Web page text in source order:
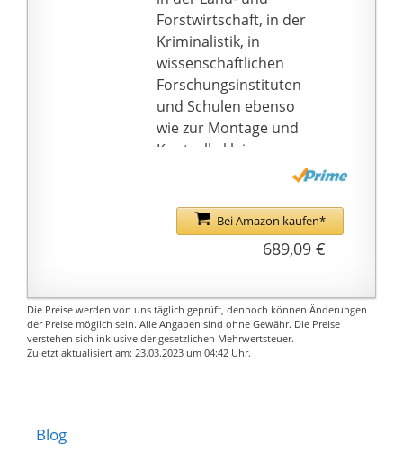
Netzstecker (enthalten
im Lieferumfang) mit
Strom versorgt.
Lieferumfang:
Mikroskop; USB Okular;
5 Objektträger und 5
Deckgläser;
Weitfeldokulare;
Hartschalenkoffer;
Pipette, Pinzette,
Staubschutzhülle; Hefe,
Seesalz, Garneleneier;
Barlow-Linse; ,Netzteil
Forstwirtschaft, in der
Kriminalistik, in
wissenschaftlichen
Forschungsinstituten
und Schulen ebenso
wie zur Montage und
Kontrolle kleiner
Elektronik.
Der besonders breit
ausgeführte Standfuß
außerordentlich weite
Höhenverstellbereich
erlauben die
Bei Amazon kaufen*
689,09 €
Die Preise werden von uns täglich geprüft, dennoch können Änderungen
der Preise möglich sein. Alle Angaben sind ohne Gewähr. Die Preise
verstehen sich inklusive der gesetzlichen Mehrwertsteuer.
Zuletzt aktualisiert am: 23.03.2023 um 04:42 Uhr.
Blog